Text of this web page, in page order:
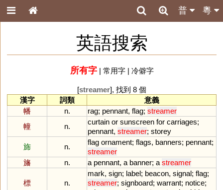
粵
普
英語搜索
所有字| 常用字| 冷僻字
[streamer], 找到 8 個
漢字
詞類
意義
幡
n. rag; pennant, flag; streamer
幢
n.
curtain or sunscreen for carriages;
pennant, streamer; storey
旆
n.
flag ornament; flags, banners; pennant;
streamer
旛
n. a pennant, a banner; a streamer
標 n.
mark, sign; label; beacon, signal; flag;
streamer; signboard; warrant; notice;